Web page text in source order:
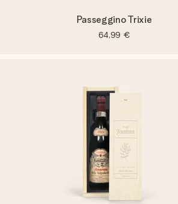
Passeggino Trixie
64,99 €